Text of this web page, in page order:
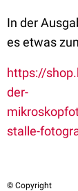
In der
es etwas
https://
der-
stalle-
© Copyright